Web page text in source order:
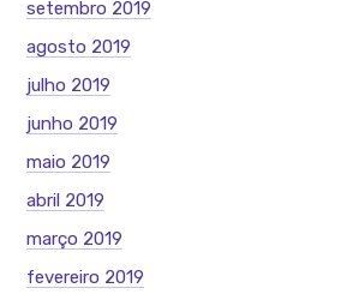
setembro 2019
agosto 2019
julho 2019
junho 2019
maio 2019
abril 2019
março 2019
fevereiro 2019